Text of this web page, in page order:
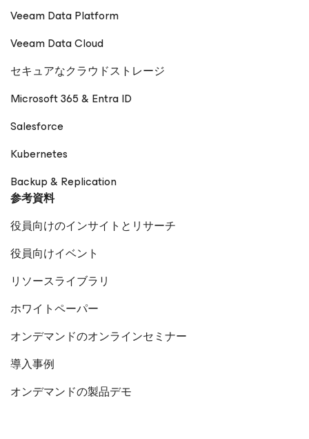
Veeam Data Platform
Veeam Data Cloud
セキュアなクラウドストレージ
Microsoft 365 & Entra ID
Salesforce
Kubernetes
Backup & Replication
参考資料
役員向けのインサイトとリサーチ
役員向けイベント
リソースライブラリ
ホワイトペーパー
オンデマンドのオンラインセミナー
導入事例
オンデマンドの製品デモ